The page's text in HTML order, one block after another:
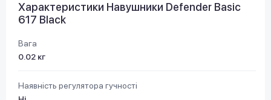
Характеристики Навушники Defender Basic
617 Black
Вага
0.02 кг
Наявність регулятора гучності